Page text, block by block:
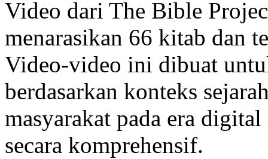
Video dari The Bible
menarasikan 66 kitab dan
Video-video ini dibuat
berdasarkan konteks
masyarakat pada era
secara komprehensif.